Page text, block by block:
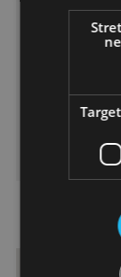
Ascensore:
Classe
Terrazzo:Si
Cantina:Si
Si
Dove